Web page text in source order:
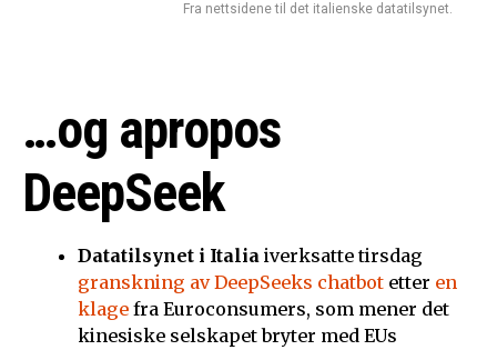
Fra nettsidene til det italienske datatilsynet.
…og apropos
DeepSeek
Datatilsynet i Italia iverksatte tirsdag
granskning av DeepSeeks chatbot etter en
klage fra Euroconsumers, som mener det
kinesiske selskapet bryter med EUs